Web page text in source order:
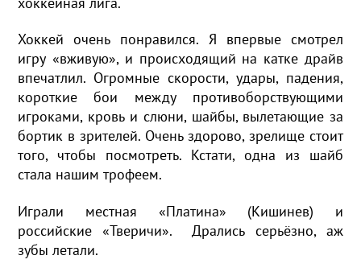
Хоккей очень понравился. Я впервые смотрел
игру «вживую», и происходящий на катке драйв
впечатлил. Огромные скорости, удары, падения,
короткие бои между противоборствующими
игроками, кровь и слюни, шайбы, вылетающие за
бортик в зрителей. Очень здорово, зрелище стоит
того, чтобы посмотреть. Кстати, одна из шайб
стала нашим трофеем.
Играли местная «Платина» (Кишинев) и
российские «Тверичи». Дрались серьёзно, аж
зубы летали.